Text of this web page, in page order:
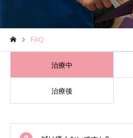
【当院の小さな従業員】
FAQ
治療中
治療後